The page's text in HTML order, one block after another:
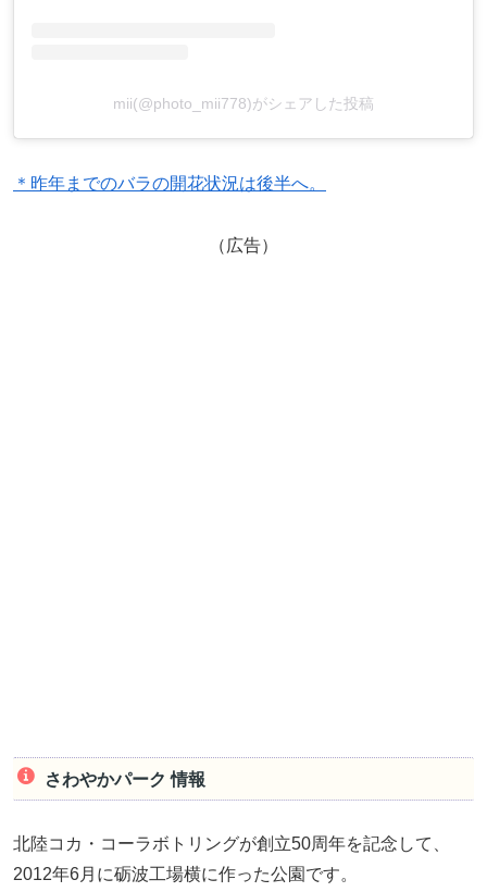
mii(@photo_mii778)がシェアした投稿
＊昨年までのバラの開花状況は後半へ。
（広告）
さわやかパーク 情報
北陸コカ・コーラボトリングが創立50周年を記念して、
2012年6月に砺波工場横に作った公園です。